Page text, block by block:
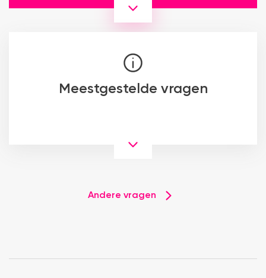
Meestgestelde vragen
Andere vragen